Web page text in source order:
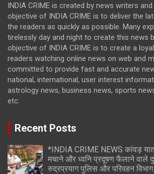
INDIA CRIME is created by news writers
objective of INDIA CRIME is to deliver the
the readers as quickly as possible. Many
tirelessly day and night to create this news
objective of INDIA CRIME is to create a
readers watching online news on web and
committed to provide fast and accurate
national, international, user interest
astrology news, business news, sports
etc.
Recent Posts
*INDIA CRIME NEWS कांवड़
मचाने और ध्वनि प्रदूषण फैलाने वाले
रुद्रप्रयाग पुलिस और परिवहन